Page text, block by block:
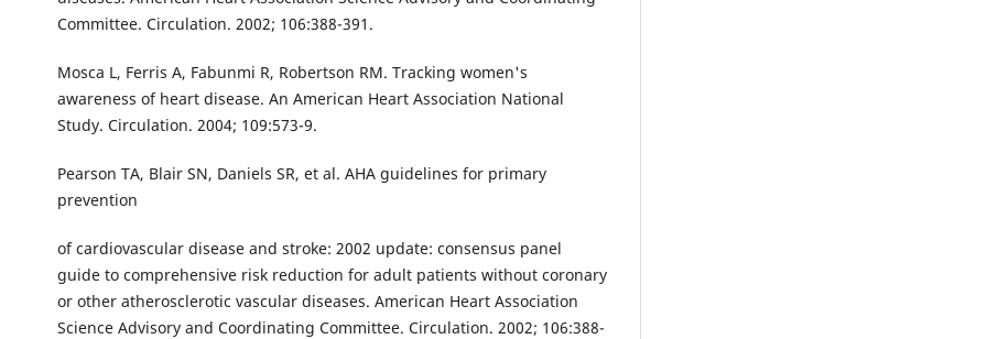
Committee. Circulation. 2002; 106:388-391.
Mosca L, Ferris A, Fabunmi R, Robertson RM. Tracking women's
awareness of heart disease. An American Heart Association National
Study. Circulation. 2004; 109:573-9.
Pearson TA, Blair SN, Daniels SR, et al. AHA guidelines for primary
prevention
of cardiovascular disease and stroke: 2002 update: consensus panel
guide to comprehensive risk reduction for adult patients without coronary
or other atherosclerotic vascular diseases. American Heart Association
Science Advisory and Coordinating Committee. Circulation. 2002; 106:388-